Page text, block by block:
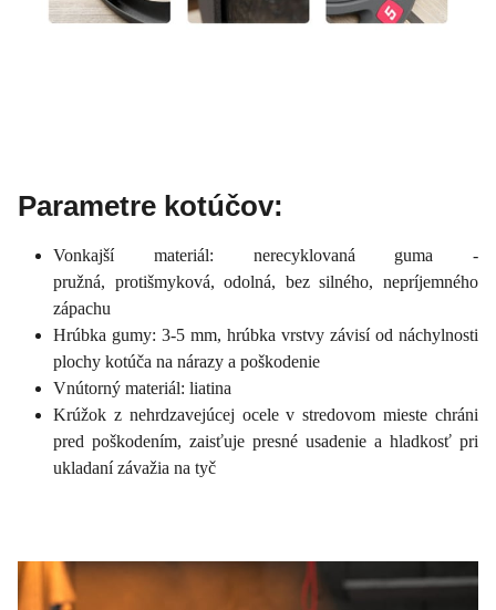
Parametre kotúčov:
Vonkajší materiál: nerecyklovaná guma -
pružná, protišmyková, odolná, bez silného, ​​nepríjemného
zápachu
Hrúbka gumy: 3-5 mm, hrúbka vrstvy závisí od náchylnosti
plochy kotúča na nárazy a poškodenie
Vnútorný materiál: liatina
Krúžok z nehrdzavejúcej ocele v stredovom mieste chráni
pred poškodením, zaisťuje presné usadenie a hladkosť pri
ukladaní závažia na tyč